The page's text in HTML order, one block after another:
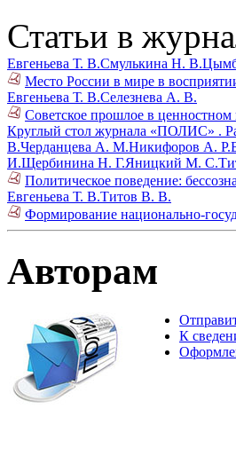
Статьи в
Евгеньева Т. В.Смулькина Н. В.
Место России в мире в
Евгеньева Т. В.Селезнева А. В.
Советское прошлое в
Круглый стол журнала «ПОЛИС» .
В.Черданцева А. М.Никифоров А. Р.
И.Щербинина Н. Г.Яницкий М. С.
Политическое поведение:
Евгеньева Т. В.Титов В. В.
Формирование национально-
Авторам
К